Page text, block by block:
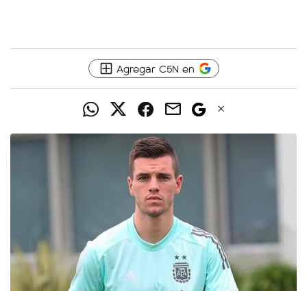
Agregar C5N en